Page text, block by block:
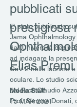
pubblicati
prestigiosa
Elias Premi
Media Staff
15 MAR 2021
E' stato pubblicato
Jama
dall'Università degli
ad indagare la
CoV-2 nelle lacrime
oculare. Lo studio
dal Prof. Claudio
Prof. Simone Donati,